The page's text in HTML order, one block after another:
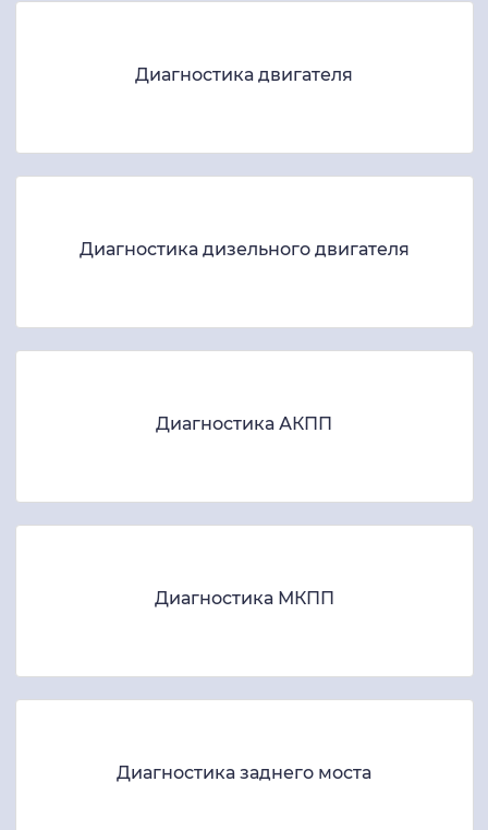
Диагностика двигателя
Диагностика дизельного двигателя
Диагностика АКПП
Диагностика МКПП
Диагностика заднего моста